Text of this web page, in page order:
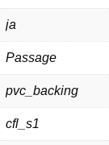
ja
Passage
pvc_backing
cfl_s1